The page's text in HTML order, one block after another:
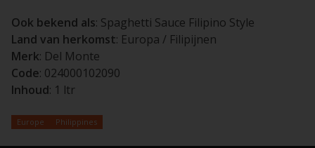
Ook bekend als: Spaghetti Sauce Filipino Style
Land van herkomst: Europa / Filipijnen
Merk: Del Monte
Code: 024000102090
Inhoud: 1 ltr
Europe Philippines